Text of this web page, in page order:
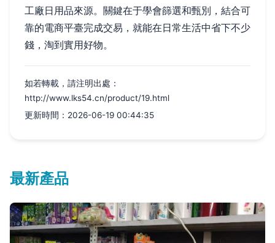
工廠日用品來源。關鍵在于學會篩選和甄別，結合可
靠的電商平臺完成交易，就能在日常生活中省下不少
錢，淘到實用好物。
如若轉載，請注明出處：
http://www.lks54.cn/product/19.html
更新時間：2026-06-19 00:44:35
最新產品